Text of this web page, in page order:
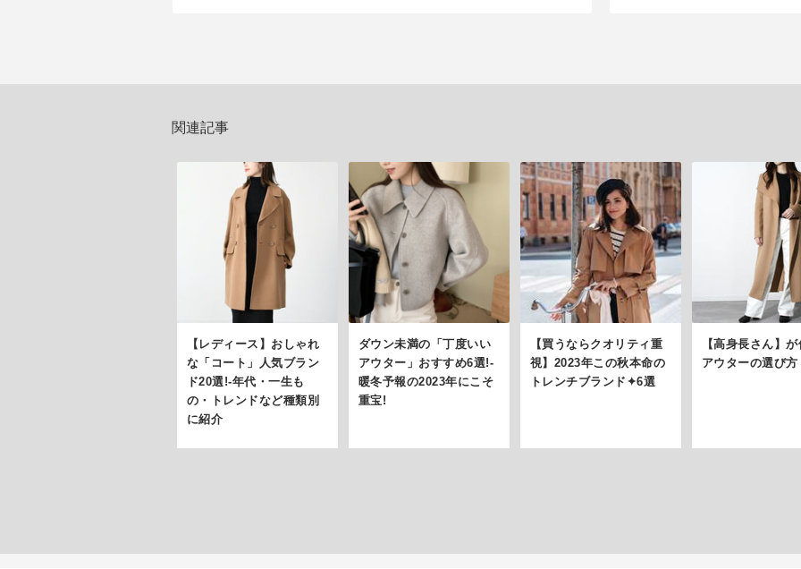
関連記事
【レディース】おしゃれ
な「コート」人気ブラン
ド20選!-年代・一生も
の・トレンドなど種類別
に紹介
ダウン未満の「丁度いい
アウター」おすすめ6選!-
暖冬予報の2023年にこそ
重宝!
【買うならクオリティ重
視】2023年この秋本命の
トレンチブランド✦6選
【高身長さん】
アウターの選び方